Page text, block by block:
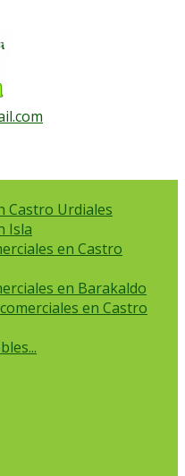
Castro Urdiales
Isla
en Castro
en Barakaldo
en Castro